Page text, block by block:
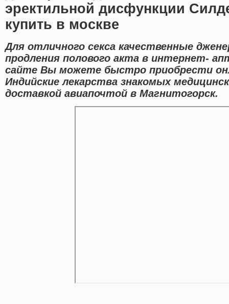
эректильной дисфункции
купить в москве
Для отличного секса качественные
продления полового акта в интернет-
сайте Вы можете быстро приобрести
Индийские лекарства знакомых
доставкой авиапочтой в Магнитогорск.